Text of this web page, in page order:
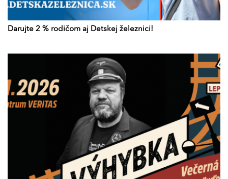
Darujte 2 % rodičom aj Detskej železnici!